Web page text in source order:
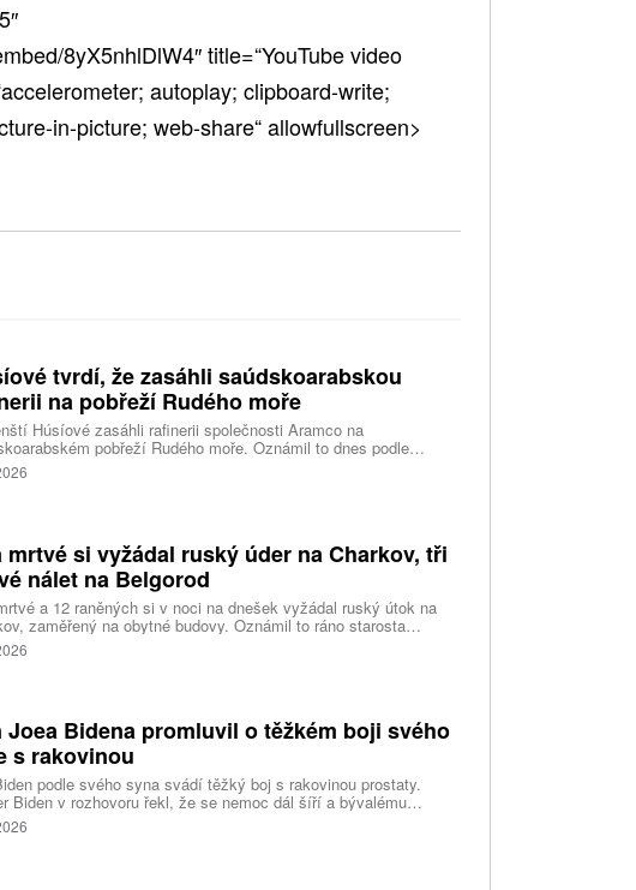
8yX5nhlDlW4″ title=“YouTube video
autoplay; clipboard-write;
in-picture; web-share“ allowfullscreen>
tvrdí, že zasáhli saúdskoarabskou
na pobřeží Rudého moře
Húsíové zasáhli rafinerii společnosti Aramco na
pobřeží Rudého moře. Oznámil to dnes podle
AFP vojenský mluvčí povstalecké skupiny podporované
Húsíové tak pokračují v útocích z posledních týdnů na
mrtvé si vyžádal ruský úder na Charkov, tři
nálet na Belgorod
a 12 raněných si v noci na dnešek vyžádal ruský útok na
zaměřený na obytné budovy. Oznámil to ráno starosta
největšího ukrajinského města Ihor Terechov. Téměř dvě
raněných měl za následek ruský útok na Oděsu a
Šuvajev, který původně informoval o 13 raněných, včetně
Joea Bidena promluvil o těžkém boji svého
s rakovinou
podle svého syna svádí těžký boj s rakovinou prostaty.
Biden v rozhovoru řekl, že se nemoc dál šíří a bývalému
prezidentovi způsobuje silné bolesti.